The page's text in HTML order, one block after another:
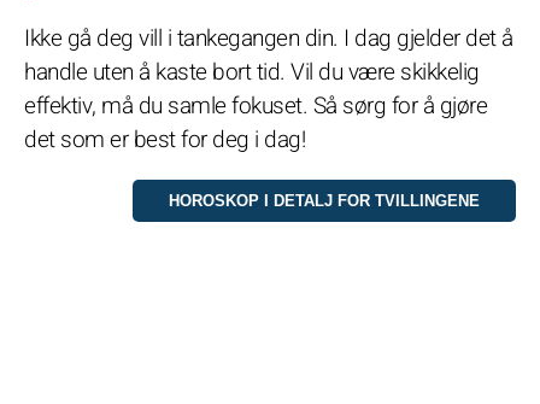
Ikke gå deg vill i tankegangen din. I dag gjelder det å
handle uten å kaste bort tid. Vil du være skikkelig
effektiv, må du samle fokuset. Så sørg for å gjøre
det som er best for deg i dag!